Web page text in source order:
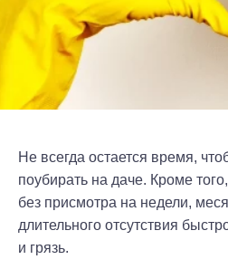
Не всегда остается время,
поубирать на даче. Кроме
без присмотра на недели,
длительного отсутствия
и грязь.